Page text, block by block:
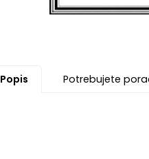
Popis Potrebujete